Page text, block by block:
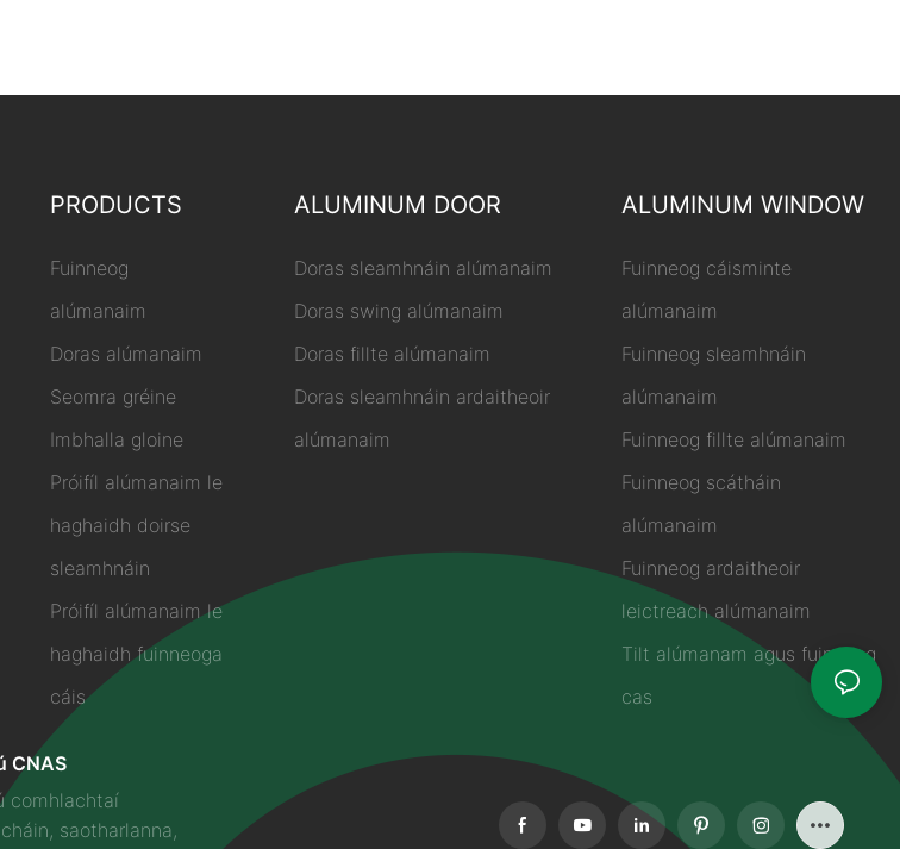
PRODUCTS
Fuinneog
alúmanaim
Doras alúmanaim
Seomra gréine
Imbhalla gloine
Próifíl alúmanaim le
haghaidh doirse
sleamhnáin
Próifíl alúmanaim le
haghaidh fuinneoga
cáis
ALUMINUM DOOR
Doras sleamhnáin alúmanaim
Doras swing alúmanaim
Doras fillte alúmanaim
Doras sleamhnáin ardaitheoir
alúmanaim
ALUMINUM WINDOW
Fuinneog cáisminte
alúmanaim
Fuinneog sleamhnáin
alúmanaim
Fuinneog fillte alúmanaim
Fuinneog scátháin
alúmanaim
Fuinneog ardaitheoir
leictreach alúmanaim
Tilt alúmanam agus fuinneog
cas
CNAS
comhlachtaí
saotharlanna,